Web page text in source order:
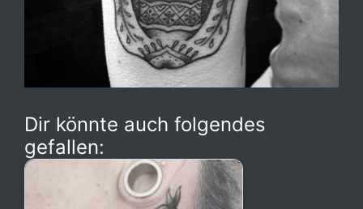
Dir könnte auch folgendes
gefallen: